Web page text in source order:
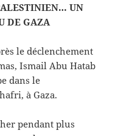
UN
DE GAZA
le déclenchement
Ismail Abu Hatab
dans le
à Gaza.
pendant plus